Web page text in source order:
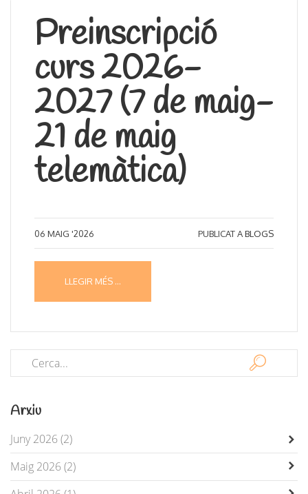
Preinscripció
curs 2026-
2027 (7 de maig-
21 de maig
telemàtica)
PUBLICAT ABLOGS
06 MAIG '2026
LLEGIR MÉS ...
Arxiu
Juny 2026 (2)
Maig 2026 (2)